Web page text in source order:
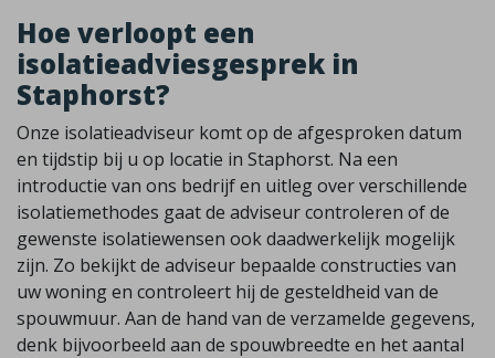
Hoe verloopt een
isolatieadviesgesprek in
Staphorst?
Onze isolatieadviseur komt op de afgesproken datum
en tijdstip bij u op locatie in Staphorst. Na een
introductie van ons bedrijf en uitleg over verschillende
isolatiemethodes gaat de adviseur controleren of de
gewenste isolatiewensen ook daadwerkelijk mogelijk
zijn. Zo bekijkt de adviseur bepaalde constructies van
uw woning en controleert hij de gesteldheid van de
spouwmuur. Aan de hand van de verzamelde gegevens,
denk bijvoorbeeld aan de spouwbreedte en het aantal